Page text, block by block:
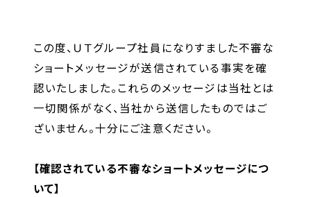
ら
企業のご担当者様へ
この度、ＵＴグループ社員になりすました不審な
ショートメッセージが送信されている事実を確
認いたしました。これらのメッセージは当社とは
一切関係がなく、当社から送信したものではご
ざいません。十分にご注意ください。
【確認されている不審なショートメッセージにつ
いて】